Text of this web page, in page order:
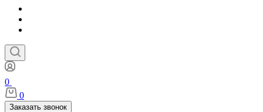
0
0
Заказать звонок